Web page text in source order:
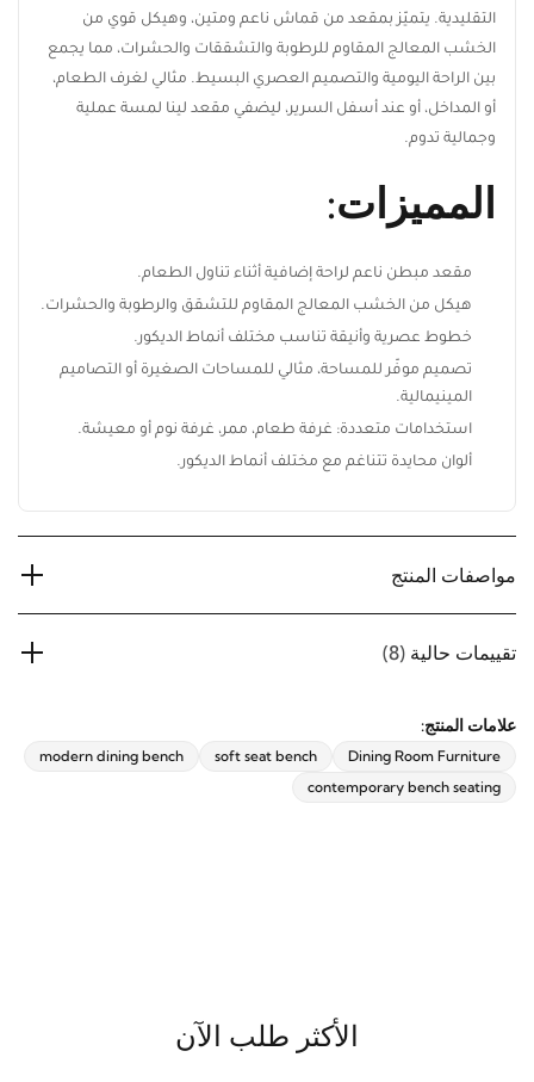
التقليدية. يتميّز بمقعد من قماش ناعم ومتين، وهيكل قوي من
الخشب المعالج المقاوم للرطوبة والتشققات والحشرات، مما يجمع
بين الراحة اليومية والتصميم العصري البسيط. مثالي لغرف الطعام،
أو المداخل، أو عند أسفل السرير، ليضفي مقعد لينا لمسة عملية
وجمالية تدوم.
المميزات:
مقعد مبطن ناعم لراحة إضافية أثناء تناول الطعام.
هيكل من الخشب المعالج المقاوم للتشقق والرطوبة
والحشرات.
خطوط عصرية وأنيقة تناسب مختلف أنماط الديكور.
تصميم موفّر للمساحة، مثالي للمساحات الصغيرة أو التصاميم
المينيمالية.
استخدامات متعددة: غرفة طعام، ممر، غرفة نوم أو معيشة.
علامات المنتج:
Dining Room Furniture
soft seat bench
الأكثر طلب الآن